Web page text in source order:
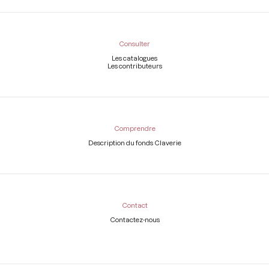
Consulter
Les catalogues
Les contributeurs
Comprendre
Description du fonds Claverie
Contact
Contactez-nous
Légal